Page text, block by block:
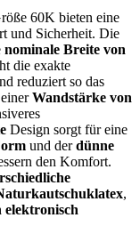
60K bieten eine
und Sicherheit. Die
nominale Breite von
die exakte
reduziert so das
Wandstärke von
Design sorgt für eine
und derdünne
den Komfort.
,
elektronisch